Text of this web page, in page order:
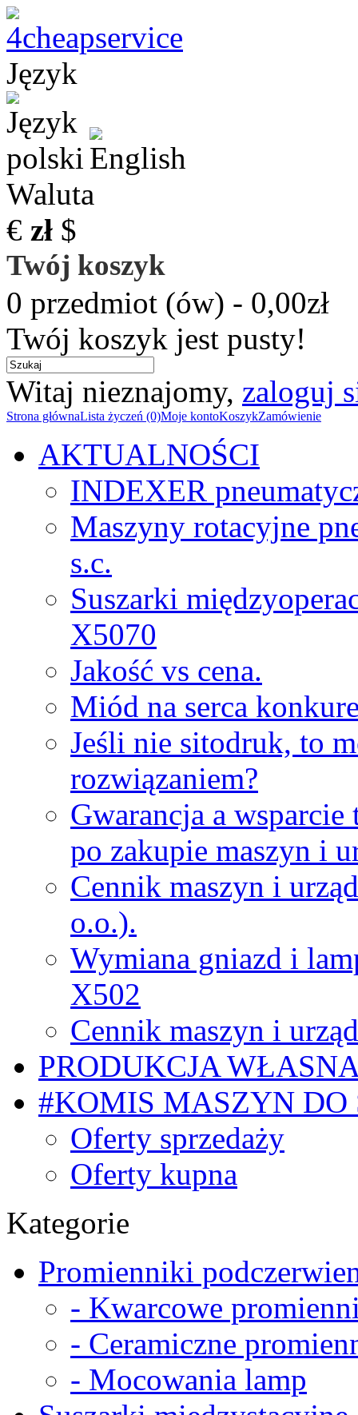
Język
Waluta
€ zł $
Twój koszyk
0 przedmiot (ów) - 0,00zł
Twój koszyk jest pusty!
Witaj nieznajomy, zaloguj
Strona głównaLista życzeń (0)Moje kontoKoszykZamówienie
AKTUALNOŚCI
INDEXER
Maszyny rotacyjne
s.c.
Suszarki
X5070
Jakość vs cena.
Miód na serca
Jeśli nie sitodruk, to
rozwiązaniem?
Gwarancja a
po zakupie maszyn i
Cennik maszyn i
o.o.).
Wymiana gniazd i
X502
Cennik maszyn i
PRODUKCJA
#KOMIS MASZYN DO
Oferty sprzedaży
Oferty kupna
Kategorie
Promienniki
- Kwarcowe
- Ceramiczne
- Mocowania lamp